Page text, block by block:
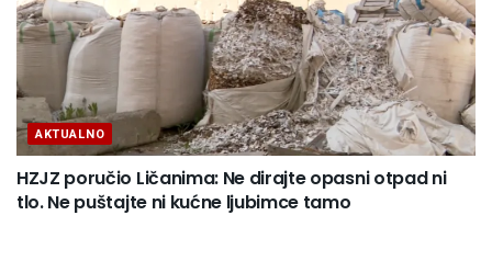
AKTUALNO
HZJZ poručio Ličanima: Ne dirajte opasni otpad ni
tlo. Ne puštajte ni kućne ljubimce tamo